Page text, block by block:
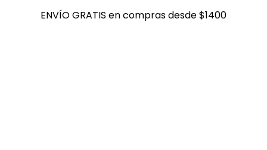
ENVÍO GRATIS en compras desde $1400
ENVÍO GRATIS en compras desde $1400